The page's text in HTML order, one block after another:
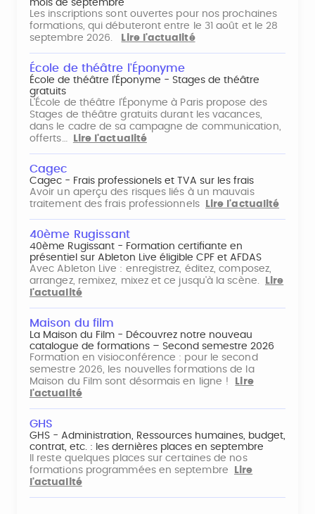
mois de septembre
Les inscriptions sont ouvertes pour nos prochaines
formations, qui débuteront entre le 31 août et le 28
septembre 2026.
Lire l'actualité
École de théâtre l'Éponyme
École de théâtre l'Éponyme - Stages de théâtre
gratuits
L'École de théâtre l'Éponyme à Paris propose des
Stages de théâtre gratuits durant les vacances,
dans le cadre de sa campagne de communication,
offerts…
Lire l'actualité
Cagec
Cagec - Frais professionels et TVA sur les frais
Avoir un aperçu des risques liés à un mauvais
traitement des frais professionnels
Lire l'actualité
40ème Rugissant
40ème Rugissant - Formation certifiante en
présentiel sur Ableton Live éligible CPF et AFDAS
Avec Ableton Live : enregistrez, éditez, composez,
arrangez, remixez, mixez et ce jusqu'à la scène.
Lire
l'actualité
Maison du film
La Maison du Film - Découvrez notre nouveau
catalogue de formations – Second semestre 2026
Formation en visioconférence : pour le second
semestre 2026, les nouvelles formations de la
Maison du Film sont désormais en ligne !
Lire
l'actualité
GHS
GHS - Administration, Ressources humaines, budget,
contrat, etc. : les dernières places en septembre
Il reste quelques places sur certaines de nos
formations programmées en septembre
Lire
l'actualité